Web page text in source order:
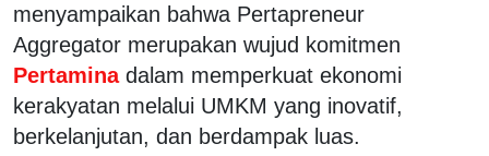
menyampaikan bahwa Pertapreneur
Aggregator merupakan wujud komitmen
Pertamina dalam memperkuat ekonomi
kerakyatan melalui UMKM yang inovatif,
berkelanjutan, dan berdampak luas.